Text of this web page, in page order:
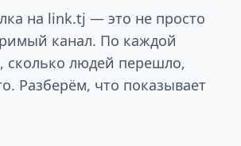
на link.tj — это не просто
канал. По каждой
сколько людей перешло,
Разберём, что показывает